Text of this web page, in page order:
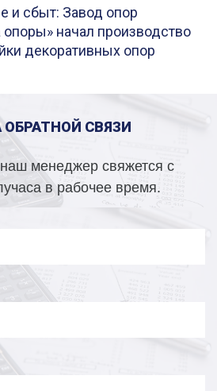
и сбыт: Завод опор
начал производство
декоративных опор
СВЯЗИ
менеджер свяжется с
в рабочее время.